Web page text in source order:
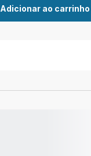
Adicionar ao carrinho